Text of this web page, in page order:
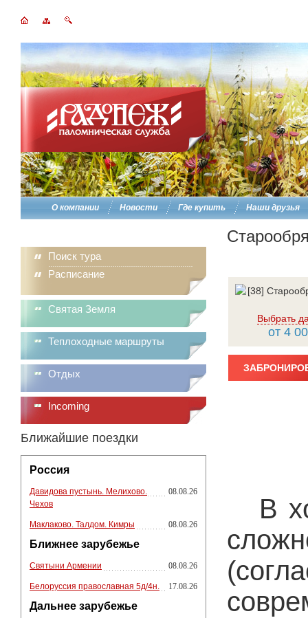
О компании Новости Где купить Наши друзья
Поиск тура
Расписание
Святая Земля
Теплоходные маршруты
Отдых
Incoming
Ближайшие поездки
Россия
Давидова пустынь. Мелихово.
Чехов
08.08.26
Маклаково. Талдом. Кимры 08.08.26
Ближнее зарубежье
Святыни Армении 08.08.26
Белоруссия православная 5д/4н. 17.08.26
Дальнее зарубежье
Выбрать
от 4
В